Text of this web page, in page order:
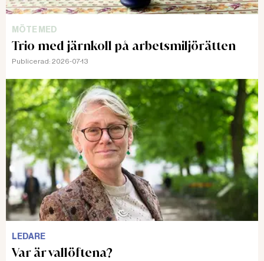
MÖTE MED
Trio med järnkoll på arbetsmiljörätten
Publicerad: 2026-07-13
LEDARE
Var är vallöftena?